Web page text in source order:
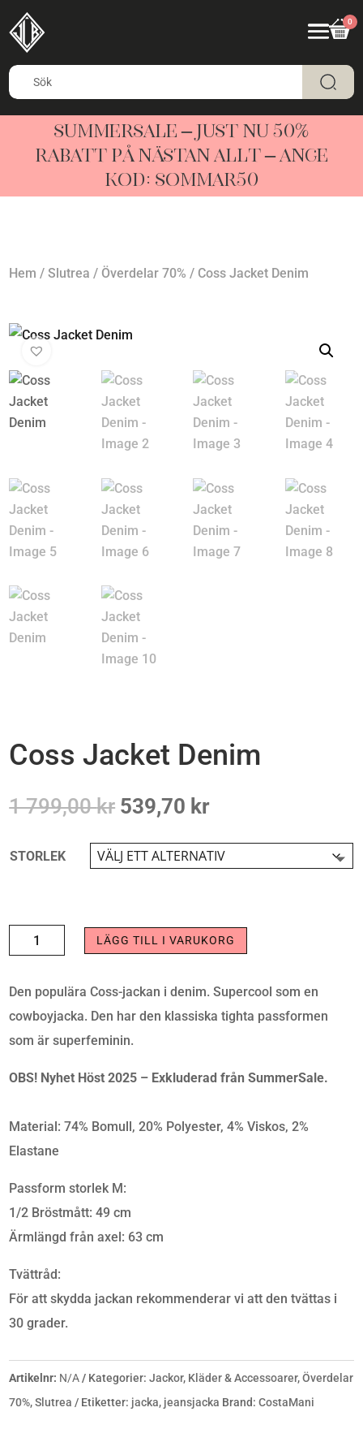
0
SUMMERSALE – JUST NU 50%
RABATT PÅ NÄSTAN ALLT – ANGE
KOD: SOMMAR50
Hem /Slutrea / Överdelar 70% / Coss Jacket Denim
Coss Jacket Denim
1 799,00kr Det
priset
799,00 kr.
539,70 krDet
priset
STORLEK
COSS
JACKET
DENIM
MÄNGD
LÄGG TILL I VARUKORG
Den populära Coss-jackan i denim. Supercool som en
cowboyjacka. Den har den klassiska tighta passformen
som är superfeminin.
OBS! Nyhet Höst 2025 – Exkluderad från SummerSale.
Material: 74% Bomull, 20% Polyester, 4% Viskos, 2%
Elastane
Passform storlek M:
1/2 Bröstmått: 49 cm
Ärmlängd från axel: 63 cm
Tvättråd:
För att skydda jackan rekommenderar vi att den tvättas i
30 grader.
Artikelnr: N/A Kategorier:Jackor, Kläder & Accessoarer,Överdelar
70%,Slutrea Etiketter: jacka, jeansjacka Brand:CostaMani